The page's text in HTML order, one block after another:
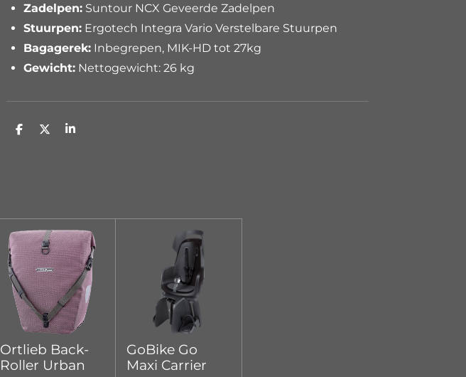
Zadelpen: Suntour NCX Geveerde Zadelpen
Stuurpen: Ergotech Integra Vario Verstelbare Stuurpen
Bagagerek: Inbegrepen, MIK-HD tot 27kg
Gewicht: Nettogewicht: 26 kg
D
D
S
Ortlieb Back-
Roller Urban
GoBike Go
Maxi Carrier